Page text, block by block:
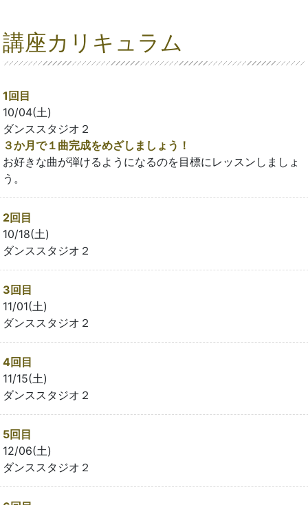
講座カリキュラム
1回目
10/04(土)
ダンススタジオ２
３か月で１曲完成をめざしましょう！
お好きな曲が弾けるようになるのを目標にレッスンしましょ
う。
2回目
10/18(土)
ダンススタジオ２
3回目
11/01(土)
ダンススタジオ２
4回目
11/15(土)
ダンススタジオ２
5回目
12/06(土)
ダンススタジオ２